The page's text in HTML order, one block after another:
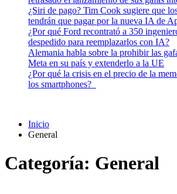
¿Siri de pago? Tim Cook sugiere que
tendrán que pagar por la nueva IA de
¿Por qué Ford recontrató a 350
despedido para reemplazarlos con IA?
Alemania habla sobre la prohibir las
Meta en su país y extenderlo a la UE
¿Por qué la crisis en el precio de la
los smartphones?
Inicio
General
Categoría: General